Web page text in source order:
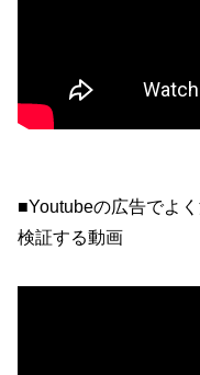
■Youtubeの広告でよ
検証する動画